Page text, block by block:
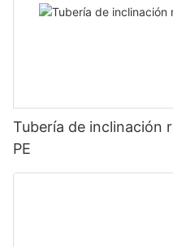
Tubería de inclinación
PE